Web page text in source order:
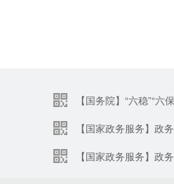
【国务院】“六稳”“六
【国家政务服务】政
【国家政务服务】政